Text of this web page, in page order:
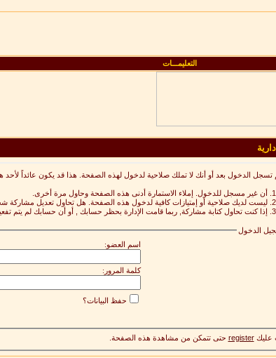
التعليمـــات
تسجل الدخول بعد أو أنك لا تملك صلاحية لدخول لهذه الصفحة. هذا قد يكون عائداً لأحد
أن غير مسجل للدخول. إملاء الاستمارة أدنى هذه الصفحة وحاول مرة أخرى.
ليست لديك صلاحية أو إمتيازات كافية لدخول هذه الصفحة. هل تحاول تعديل مشاركة
إذا كنت تحاول كتابة مشاركة, ربما قامت الإدارة بحظر حسابك , أو أن حسابك لم يتم
الدخول
اسم العضو:
كلمة المرور:
حفظ البيانات؟
عليكregister حتى تتمكن من مشاهدة هذه الصفحة.